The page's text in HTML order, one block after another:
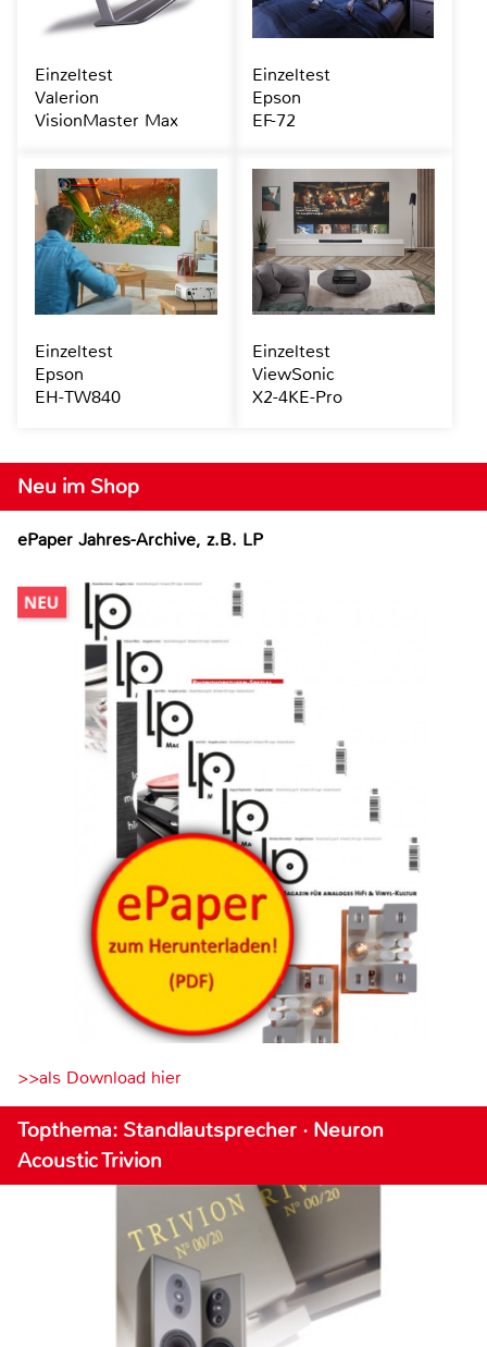
Neu im Shop
ePaper Jahres-Archive, z.B. LP
>>als Download hier
Topthema: Standlautsprecher · Neuron
Acoustic Trivion
Einzeltest
Valerion
VisionMaster Max
Einzeltest
Epson
EF-72
Einzeltest
Epson
EH-TW840
Einzeltest
ViewSonic
X2-4KE-Pro